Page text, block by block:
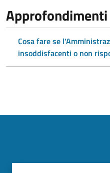
Approfondimenti
Cosa fare se
insoddisfacenti o non